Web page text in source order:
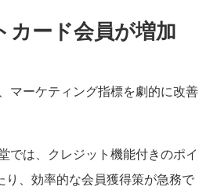
カード会員が増加
マーケティング指標を劇的に改善
は、クレジット機能付きのポイ
、効率的な会員獲得策が急務で